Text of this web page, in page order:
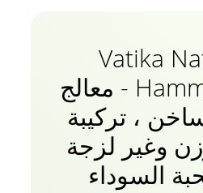
Vatika
Hammam Zaith - معالج
، تركيبة
وغير لزجة
السوداء